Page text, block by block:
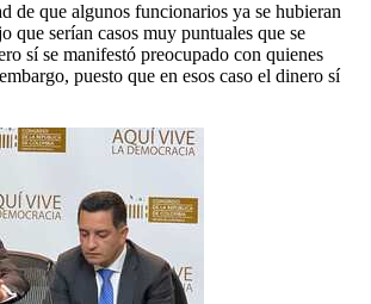
de que algunos funcionarios ya se hubieran
que serían casos muy puntuales que se
sí se manifestó preocupado con quienes
puesto que en esos caso el dinero sí